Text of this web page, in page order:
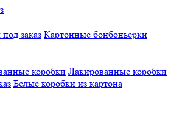
заказ Картонные бонбоньерки
коробки Лакированные коробки
Белые коробки из картона